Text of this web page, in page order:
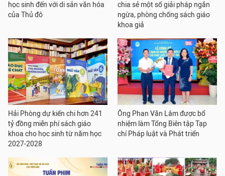
học sinh đến với di sản văn hóa
của Thủ đô
chia sẻ một số giải pháp ngăn
ngừa, phòng chống sách giáo
khoa giả
Hải Phòng dự kiến chi hơn 241
tỷ đồng miễn phí sách giáo
khoa cho học sinh từ năm học
2027-2028
Ông Phan Văn Lâm được bổ
nhiệm làm Tổng Biên tập Tạp
chí Pháp luật và Phát triển